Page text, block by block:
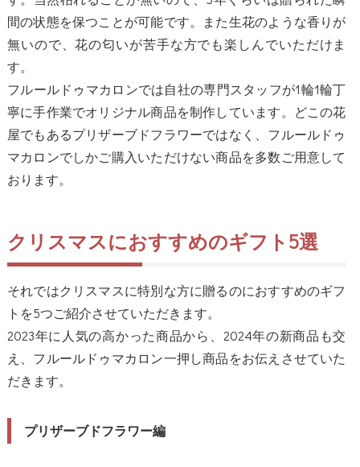
間の状態を保つことが可能です。また生花のような香りが
無いので、花の匂いが苦手な方でも楽しんでいただけま
す。
フルールドゥマカロンでは自社の専門スタッフが1輪1輪丁
寧に手作業でオリジナル商品を制作しています。どこの花
屋でもあるプリザーブドフラワーではなく、フルールドゥ
マカロンでしかご購入いただけない商品を多数ご用意して
おります。
クリスマスにおすすめのギフト5選
それではクリスマスに特別な方に贈るのにおすすめのギフ
トを5つご紹介させていただきます。
2023年に人気の高かった商品から、2024年の新商品も交
え、フルールドゥマカロン一押し商品をお伝えさせていた
だきます。
プリザーブドフラワー編